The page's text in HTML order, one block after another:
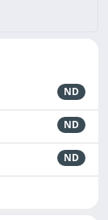
ND
ND
ND